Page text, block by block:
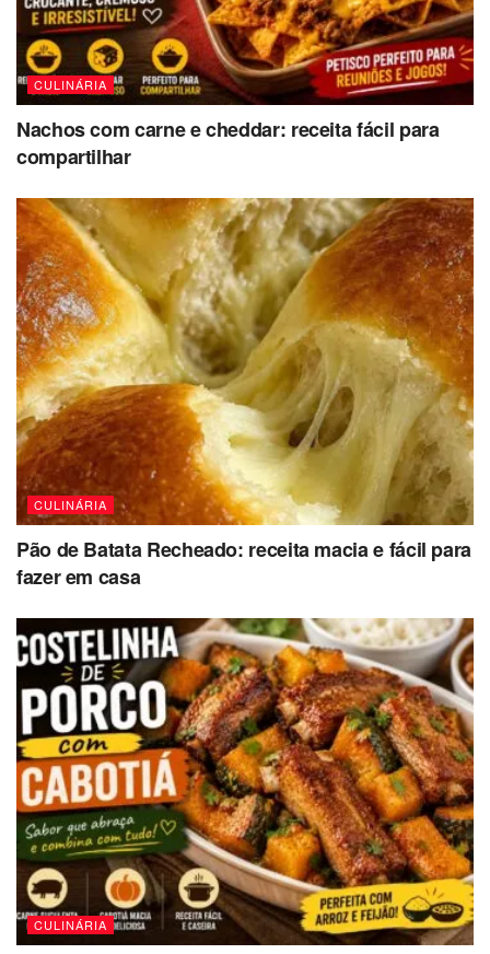
CULINÁRIA
Nachos com carne e cheddar: receita fácil para
compartilhar
CULINÁRIA
Pão de Batata Recheado: receita macia e fácil para
fazer em casa
CULINÁRIA